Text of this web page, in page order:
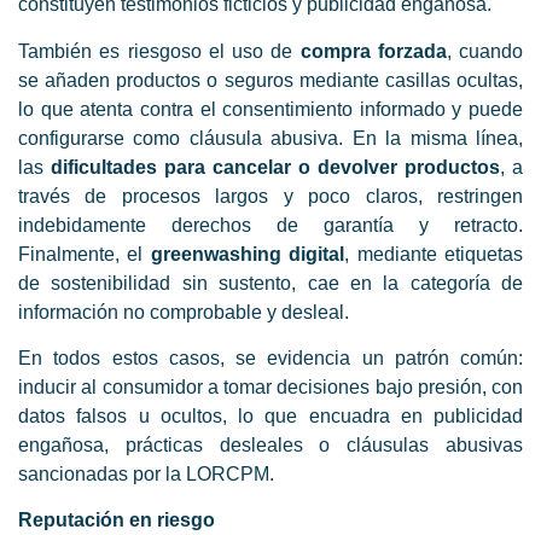
constituyen testimonios ficticios y publicidad engañosa.
También es riesgoso el uso de compra forzada, cuando
se añaden productos o seguros mediante casillas ocultas,
lo que atenta contra el consentimiento informado y puede
configurarse como cláusula abusiva. En la misma línea,
las dificultades para cancelar o devolver productos, a
través de procesos largos y poco claros, restringen
indebidamente derechos de garantía y retracto.
Finalmente, el greenwashing digital , mediante etiquetas
de sostenibilidad sin sustento, cae en la categoría de
información no comprobable y desleal.
En todos estos casos, se evidencia un patrón común:
inducir al consumidor a tomar decisiones bajo presión, con
datos falsos u ocultos, lo que encuadra en publicidad
engañosa, prácticas desleales o cláusulas abusivas
sancionadas por la LORCPM.
Reputación en riesgo